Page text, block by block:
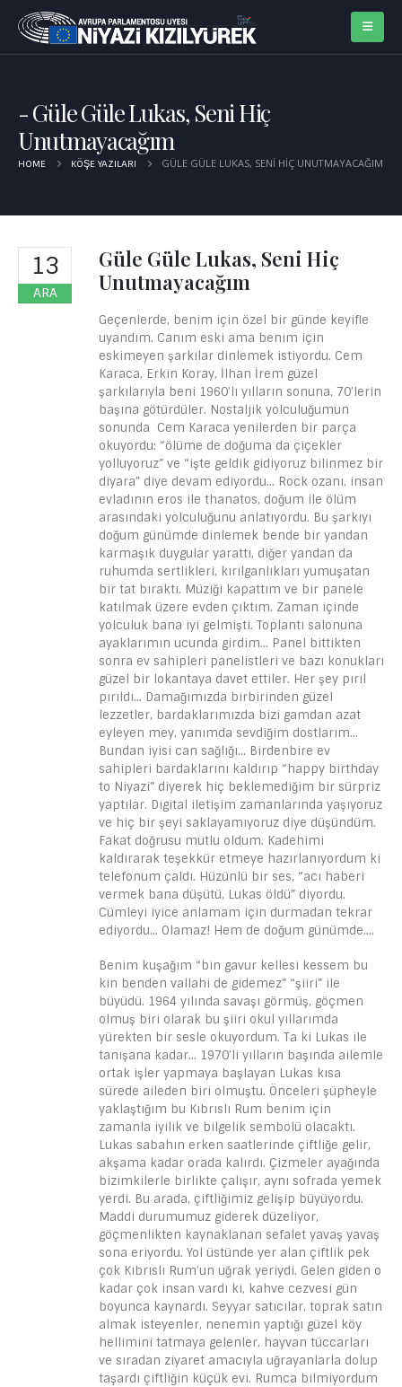
Güle Güle Lukas, Seni Hiç
Unutmayacağım
HOME KÖŞE YAZILARI GÜLE GÜLE LUKAS, SENI HIÇ UNUTMAYACAĞIM
13
ARA
Güle Güle Lukas, Seni Hiç
Unutmayacağım
Geçenlerde, benim için özel bir günde keyifle
uyandım. Canım eski ama benim için
eskimeyen şarkılar dinlemek istiyordu. Cem
Karaca, Erkin Koray, İlhan İrem güzel
şarkılarıyla beni 1960’lı yılların sonuna, 70’lerin
başına götürdüler. Nostaljik yolculuğumun
sonunda Cem Karaca yenilerden bir parça
okuyordu: “ölüme de doğuma da çiçekler
yolluyoruz” ve “işte geldik gidiyoruz bilinmez bir
diyara” diye devam ediyordu… Rock ozanı, insan
evladının eros ile thanatos, doğum ile ölüm
arasındaki yolculuğunu anlatıyordu. Bu şarkıyı
doğum günümde dinlemek bende bir yandan
karmaşık duygular yarattı, diğer yandan da
ruhumda sertlikleri, kırılganlıkları yumuşatan
bir tat bıraktı. Müziği kapattım ve bir panele
katılmak üzere evden çıktım. Zaman içinde
yolculuk bana iyi gelmişti. Toplantı salonuna
ayaklarımın ucunda girdim… Panel bittikten
sonra ev sahipleri panelistleri ve bazı konukları
güzel bir lokantaya davet ettiler. Her şey pırıl
pırıldı… Damağımızda birbirinden güzel
lezzetler, bardaklarımızda bizi gamdan azat
eyleyen mey, yanımda sevdiğim dostlarım…
Bundan iyisi can sağlığı… Birdenbire ev
sahipleri bardaklarını kaldırıp “happy birthday
to Niyazi” diyerek hiç beklemediğim bir sürpriz
yaptılar. Digital iletişim zamanlarında yaşıyoruz
ve hiç bir şeyi saklayamıyoruz diye düşündüm.
Fakat doğrusu mutlu oldum. Kadehimi
kaldırarak teşekkür etmeye hazırlanıyordum ki
telefonum çaldı. Hüzünlü bir ses, “acı haberi
vermek bana düşütü, Lukas öldü” diyordu.
Cümleyi iyice anlamam için durmadan tekrar
ediyordu… Olamaz! Hem de doğum günümde….
Benim kuşağım “bin gavur kellesi kessem bu
kin benden vallahi de gidemez” “şiiri” ile
büyüdü. 1964 yılında savaşı görmüş, göçmen
olmuş biri olarak bu şiiri okul yıllarımda
yürekten bir sesle okuyordum. Ta ki Lukas ile
tanışana kadar… 1970’li yılların başında ailemle
ortak işler yapmaya başlayan Lukas kısa
sürede aileden biri olmuştu. Önceleri şüpheyle
yaklaştığım bu Kıbrıslı Rum benim için
zamanla iyilik ve bilgelik sembolü olacaktı.
Lukas sabahın erken saatlerinde çiftliğe gelir,
akşama kadar orada kalırdı. Çizmeler ayağında
bizimkilerle birlikte çalışır, aynı sofrada yemek
yerdi. Bu arada, çiftliğimiz gelişip büyüyordu.
Maddi durumumuz giderek düzeliyor,
göçmenlikten kaynaklanan sefalet yavaş yavaş
sona eriyordu. Yol üstünde yer alan çiftlik pek
çok Kıbrıslı Rum’un uğrak yeriydi. Gelen giden o
kadar çok insan vardı ki, kahve cezvesi gün
boyunca kaynardı. Seyyar satıcılar, toprak satın
almak isteyenler, nenemin yaptığı güzel köy
hellimini tatmaya gelenler, hayvan tüccarları
ve sıradan ziyaret amacıyla uğrayanlarla dolup
taşardı çiftliğin küçük evi. Rumca bilmiyordum